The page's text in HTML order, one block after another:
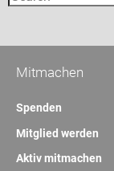
Mitmachen
Spenden
Mitglied werden
Aktiv mitmachen